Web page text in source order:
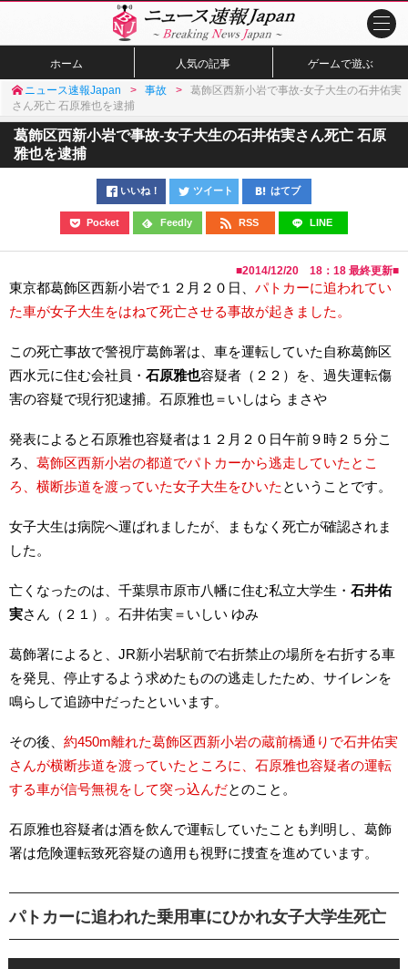
ホーム 人気の記事 ゲームで遊ぶ
ニュース速報Japan 事故
葛飾区西新小岩で事故-女子大生の石井佑実
さん死亡 石原雅也を逮捕
葛飾区西新小岩で事故-女子大生の石井佑実さん死亡 石原
雅也を逮捕
いいね！ ツイート はてブ
Pocket Feedly RSS LINE
■2014/12/20 18：18 最終更新■
東京都葛飾区西新小岩で１２月２０日、 パトカーに追われてい
た車が女子大生をはねて死亡させる事故が起きました。
この死亡事故で警視庁葛飾署は、車を運転していた自称葛飾区
西水元に住む会社員・ 石原雅也容疑者（２２）を、過失運転傷
害の容疑で現行犯逮捕。石原雅也＝いしはら まさや
発表によると石原雅也容疑者は１２月２０日午前９時２５分こ
ろ、 葛飾区西新小岩の都道でパトカーから逃走していたとこ
ろ、横断歩道を渡っていた女子大生をひいた ということです。
女子大生は病院へ運ばれましたが、まもなく死亡が確認されま
した。
亡くなったのは、千葉県市原市八幡に住む私立大学生・ 石井佑
実さん（２１）。石井佑実＝いしい ゆみ
葛飾署によると、JR新小岩駅前で右折禁止の場所を右折する車
を発見、停止するよう求めたものの逃走したため、サイレンを
鳴らして追跡中だったといいます。
その後、 約450m離れた葛飾区西新小岩の蔵前橋通りで石井佑実
さんが横断歩道を渡っていたところに、石原雅也容疑者の運転
する車が信号無視をして突っ込んだとのこと。
石原雅也容疑者は酒を飲んで運転していたことも判明し、葛飾
署は危険運転致死容疑の適用も視野に捜査を進めています。
パトカーに追われた乗用車にひかれ女子大学生死亡